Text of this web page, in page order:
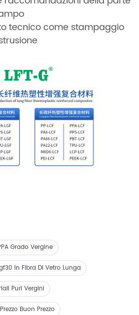
tecnico come stampaggio
Grado Vergine
In Fibra Di Vetro Lunga
Puri Vergini
Buon Prezzo